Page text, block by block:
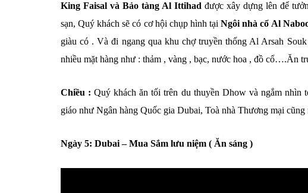
King Faisal và Bảo tàng Al Ittihad được xây dựng lên để
sạn, Quý khách sẽ có cơ hội chụp hình tạiNgôi nhà cổ Al
giàu có . Và đi ngang qua khu chợ truyền thống Al Arsah
nhiều mặt hàng như : thảm , vàng , bạc, nước hoa , đồ cổ….Ăn
Chiều : Quý khách ăn tối trên du thuyền Dhow và ngắm nhìn
giáo như Ngân hàng Quốc gia Dubai, Toà nhà Thương mại
Ngày 5: Dubai – Mua Sắm lưu niệm ( Ăn sáng )